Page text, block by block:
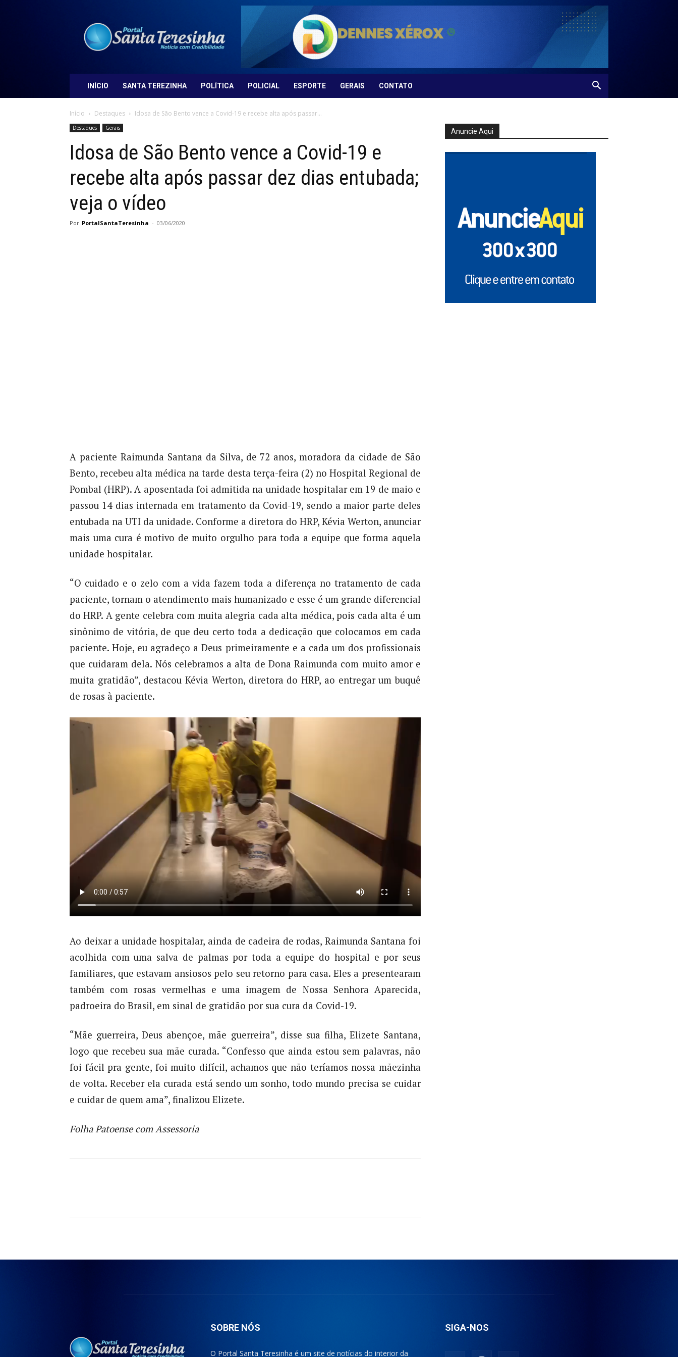
Santa
Teresinha
INÍCIO SANTA TEREZINHA POLÍTICA POLICIAL ESPORTE GERAIS CONTATO
Início Destaques Idosa de São Bento vence a Covid-19 e recebe alta após passar...
Destaques Gerais
Idosa de São Bento vence a Covid-19 e
recebe alta após passar dez dias entubada;
veja o vídeo
Por PortalSantaTeresinha - 03/06/2020
A paciente Raimunda Santana da Silva, de 72 anos, moradora da cidade de São
Bento, recebeu alta médica na tarde desta terça-feira (2) no Hospital Regional de
Pombal (HRP). A aposentada foi admitida na unidade hospitalar em 19 de maio e
passou 14 dias internada em tratamento da Covid-19, sendo a maior parte deles
entubada na UTI da unidade. Conforme a diretora do HRP, Kévia Werton, anunciar
mais uma cura é motivo de muito orgulho para toda a equipe que forma aquela
unidade hospitalar.
“O cuidado e o zelo com a vida fazem toda a diferença no tratamento de cada
paciente, tornam o atendimento mais humanizado e esse é um grande diferencial
do HRP. A gente celebra com muita alegria cada alta médica, pois cada alta é um
sinônimo de vitória, de que deu certo toda a dedicação que colocamos em cada
paciente. Hoje, eu agradeço a Deus primeiramente e a cada um dos profissionais
que cuidaram dela. Nós celebramos a alta de Dona Raimunda com muito amor e
muita gratidão”, destacou Kévia Werton, diretora do HRP, ao entregar um buquê
de rosas à paciente.
Ao deixar a unidade hospitalar, ainda de cadeira de rodas, Raimunda Santana foi
acolhida com uma salva de palmas por toda a equipe do hospital e por seus
familiares, que estavam ansiosos pelo seu retorno para casa. Eles a presentearam
também com rosas vermelhas e uma imagem de Nossa Senhora Aparecida,
padroeira do Brasil, em sinal de gratidão por sua cura da Covid-19.
“Mãe guerreira, Deus abençoe, mãe guerreira”, disse sua filha, Elizete Santana,
logo que recebeu sua mãe curada. “Confesso que ainda estou sem palavras, não
foi fácil pra gente, foi muito difícil, achamos que não teríamos nossa mãezinha
de volta. Receber ela curada está sendo um sonho, todo mundo precisa se cuidar
e cuidar de quem ama”, finalizou Elizete.
Folha Patoense com Assessoria
Anuncie Aqui
SOBRE NÓS
O Portal Santa Teresinha é um site de notícias do interior da
SIGA-NOS